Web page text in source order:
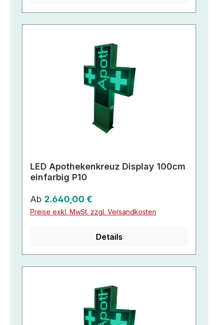
LED Apothekenkreuz Display 100cm
einfarbig P10
Regulärer Preis:
Ab 2.640,00 €
Preise exkl. MwSt. zzgl. Versandkosten
Details